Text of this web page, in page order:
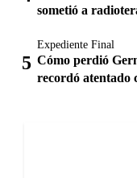
sometió a
Expediente Final
Cómo perdió
recordó atentado